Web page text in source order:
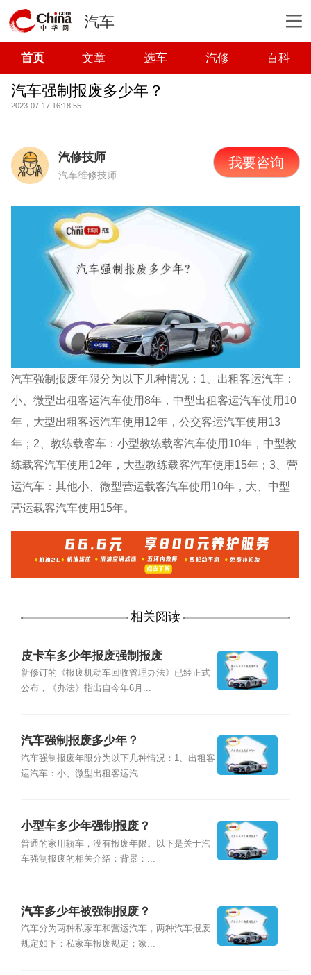
汽车
首页 文章 选车 汽修 百科
汽车强制报废多少年？
2023-07-17 16:18:55
汽修技师
汽车维修技师
我要咨询
汽车强制报废年限分为以下几种情况：1、出租客运汽车：
小、微型出租客运汽车使用8年，中型出租客运汽车使用10
年，大型出租客运汽车使用12年，公交客运汽车使用13
年；2、教练载客车：小型教练载客汽车使用10年，中型教
练载客汽车使用12年，大型教练载客汽车使用15年；3、营
运汽车：其他小、微型营运载客汽车使用10年，大、中型
营运载客汽车使用15年。
相关阅读
皮卡车多少年报废强制报废
新修订的《报废机动车回收管理办法》已经正式
公布，《办法》指出自今年6月...
汽车强制报废多少年？
汽车强制报废年限分为以下几种情况：1、出租客
运汽车：小、微型出租客运汽...
小型车多少年强制报废？
普通的家用轿车，没有报废年限。以下是关于汽
车强制报废的相关介绍：背景：...
汽车多少年被强制报废？
汽车分为两种私家车和营运汽车，两种汽车报废
规定如下：私家车报废规定：家...